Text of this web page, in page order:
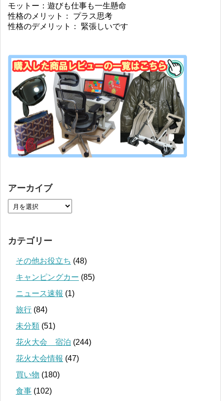
モットー：遊びも仕事も一生懸命
性格のメリット： プラス思考
性格のデメリット： 緊張しいです
アーカイブ
カテゴリー
その他お役立ち (48)
キャンピングカー (85)
ニュース速報 (1)
旅行 (84)
未分類 (51)
花火大会 宿泊 (244)
花火大会情報 (47)
買い物 (180)
食事 (102)